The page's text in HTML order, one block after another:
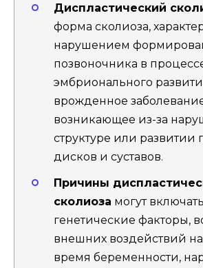
Диспластический
форма сколиоза,
нарушением
позвоночника в
эмбрионального
врожденное
возникающее из-за
структуре или развитии
дисков и суставов.
Причины
сколиоза могут включать
генетические факторы,
внешних воздействий
время беременности,